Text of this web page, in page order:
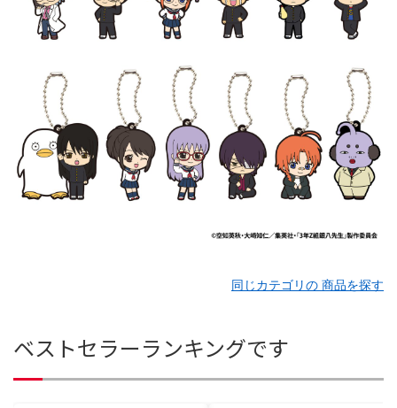
同じカテゴリの 商品を探す
ベストセラーランキングです